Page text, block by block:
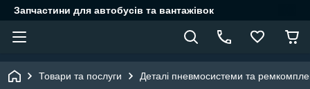
Запчастини для автобусів та вантажівок
Товари та послуги Деталі пневмосистеми та